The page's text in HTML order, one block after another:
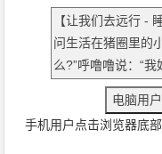
手机用户点击浏览器底部